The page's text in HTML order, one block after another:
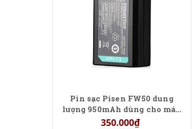
Pin sạc Pisen FW50 dung
lượng 950mAh dùng cho máy
ảnh Sony
350.000₫